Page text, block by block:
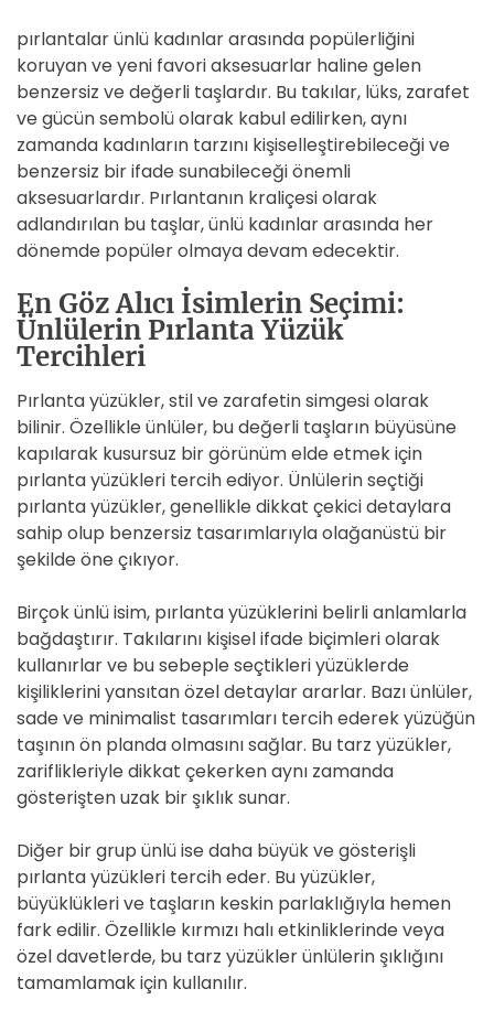
pırlantalar ünlü kadınlar arasında popülerliğini
koruyan ve yeni favori aksesuarlar haline gelen
benzersiz ve değerli taşlardır. Bu takılar, lüks, zarafet
ve gücün sembolü olarak kabul edilirken, aynı
zamanda kadınların tarzını kişiselleştirebileceği ve
benzersiz bir ifade sunabileceği önemli
aksesuarlardır. Pırlantanın kraliçesi olarak
adlandırılan bu taşlar, ünlü kadınlar arasında her
dönemde popüler olmaya devam edecektir.
En Göz Alıcı İsimlerin Seçimi:
Ünlülerin Pırlanta Yüzük
Tercihleri
Pırlanta yüzükler, stil ve zarafetin simgesi olarak
bilinir. Özellikle ünlüler, bu değerli taşların büyüsüne
kapılarak kusursuz bir görünüm elde etmek için
pırlanta yüzükleri tercih ediyor. Ünlülerin seçtiği
pırlanta yüzükler, genellikle dikkat çekici detaylara
sahip olup benzersiz tasarımlarıyla olağanüstü bir
şekilde öne çıkıyor.
Birçok ünlü isim, pırlanta yüzüklerini belirli anlamlarla
bağdaştırır. Takılarını kişisel ifade biçimleri olarak
kullanırlar ve bu sebeple seçtikleri yüzüklerde
kişiliklerini yansıtan özel detaylar ararlar. Bazı ünlüler,
sade ve minimalist tasarımları tercih ederek yüzüğün
taşının ön planda olmasını sağlar. Bu tarz yüzükler,
zariflikleriyle dikkat çekerken aynı zamanda
gösterişten uzak bir şıklık sunar.
Diğer bir grup ünlü ise daha büyük ve gösterişli
pırlanta yüzükleri tercih eder. Bu yüzükler,
büyüklükleri ve taşların keskin parlaklığıyla hemen
fark edilir. Özellikle kırmızı halı etkinliklerinde veya
özel davetlerde, bu tarz yüzükler ünlülerin şıklığını
tamamlamak için kullanılır.